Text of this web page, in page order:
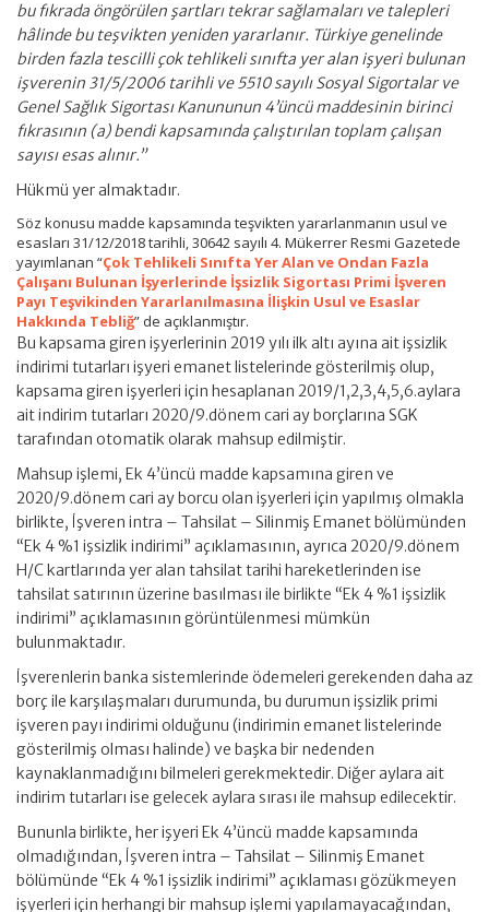
bu fıkrada öngörülen şartları tekrar sağlamaları ve talepleri
hâlinde bu teşvikten yeniden yararlanır. Türkiye genelinde
birden fazla tescilli çok tehlikeli sınıfta yer alan işyeri bulunan
işverenin 31/5/2006 tarihli ve 5510 sayılı Sosyal Sigortalar ve
Genel Sağlık Sigortası Kanununun 4’üncü maddesinin birinci
fıkrasının (a) bendi kapsamında çalıştırılan toplam çalışan
sayısı esas alınır.”
Hükmü yer almaktadır.
Söz konusu madde kapsamında teşvikten yararlanmanın usul ve
esasları 31/12/2018 tarihli, 30642 sayılı 4. Mükerrer Resmi Gazetede
yayımlanan “Çok Tehlikeli Sınıfta Yer Alan ve Ondan Fazla
Çalışanı Bulunan İşyerlerinde İşsizlik Sigortası Primi İşveren
Payı Teşvikinden Yararlanılmasına İlişkin Usul ve Esaslar
Hakkında Tebliğ” de açıklanmıştır.
Bu kapsama giren işyerlerinin 2019 yılı ilk altı ayına ait işsizlik
indirimi tutarları işyeri emanet listelerinde gösterilmiş olup,
kapsama giren işyerleri için hesaplanan 2019/1,2,3,4,5,6.aylara
ait indirim tutarları 2020/9.dönem cari ay borçlarına SGK
tarafından otomatik olarak mahsup edilmiştir.
Mahsup işlemi, Ek 4’üncü madde kapsamına giren ve
2020/9.dönem cari ay borcu olan işyerleri için yapılmış olmakla
birlikte, İşveren intra – Tahsilat – Silinmiş Emanet bölümünden
“Ek 4 %1 işsizlik indirimi” açıklamasının, ayrıca 2020/9.dönem
H/C kartlarında yer alan tahsilat tarihi hareketlerinden ise
tahsilat satırının üzerine basılması ile birlikte “Ek 4 %1 işsizlik
indirimi” açıklamasının görüntülenmesi mümkün
bulunmaktadır.
İşverenlerin banka sistemlerinde ödemeleri gerekenden daha az
borç ile karşılaşmaları durumunda, bu durumun işsizlik primi
işveren payı indirimi olduğunu (indirimin emanet listelerinde
gösterilmiş olması halinde) ve başka bir nedenden
kaynaklanmadığını bilmeleri gerekmektedir. Diğer aylara ait
indirim tutarları ise gelecek aylara sırası ile mahsup edilecektir.
Bununla birlikte, her işyeri Ek 4’üncü madde kapsamında
olmadığından, İşveren intra – Tahsilat – Silinmiş Emanet
bölümünde “Ek 4 %1 işsizlik indirimi” açıklaması gözükmeyen
işyerleri için herhangi bir mahsup işlemi yapılamayacağından,